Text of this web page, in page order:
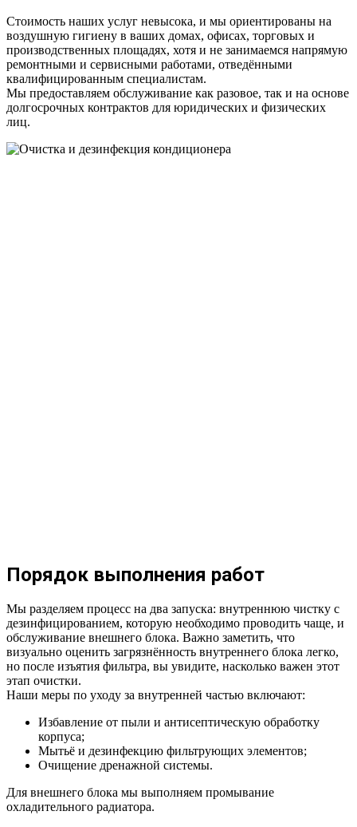
Стоимость наших услуг невысока, и мы ориентированы на
воздушную гигиену в ваших домах, офисах, торговых и
производственных площадях, хотя и не занимаемся напрямую
ремонтными и сервисными работами, отведёнными
квалифицированным специалистам.
Мы предоставляем обслуживание как разовое, так и на основе
долгосрочных контрактов для юридических и физических
лиц.
Порядок выполнения работ
Мы разделяем процесс на два запуска: внутреннюю чистку с
дезинфицированием, которую необходимо проводить чаще, и
обслуживание внешнего блока. Важно заметить, что
визуально оценить загрязнённость внутреннего блока легко,
но после изъятия фильтра, вы увидите, насколько важен этот
этап очистки.
Наши меры по уходу за внутренней частью включают:
Избавление от пыли и антисептическую обработку
корпуса;
Мытьё и дезинфекцию фильтрующих элементов;
Очищение дренажной системы.
Для внешнего блока мы выполняем промывание
охладительного радиатора.